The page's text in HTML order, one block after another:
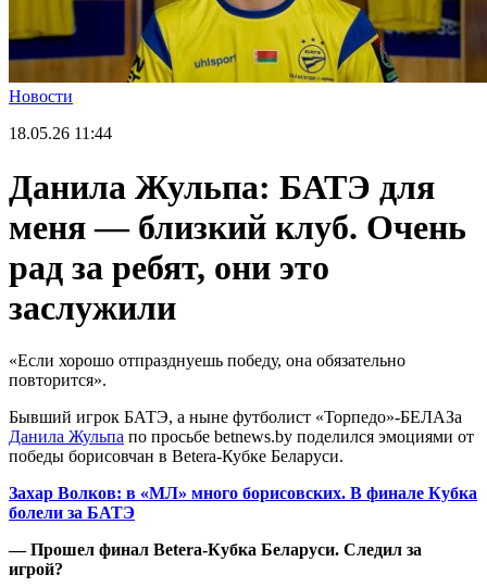
Новости
18.05.26 11:44
Данила Жульпа: БАТЭ для
меня — близкий клуб. Очень
рад за ребят, они это
заслужили
«Если хорошо отпразднуешь победу, она обязательно
повторится».
Бывший игрок БАТЭ, а ныне футболист «Торпедо»-БЕЛАЗа
Данила Жульпа по просьбе betnews.by поделился эмоциями от
победы борисовчан в Betera-Кубке Беларуси.
Захар Волков: в «МЛ» много борисовских. В финале Кубка
болели за БАТЭ
— Прошел финал Betera-Кубка Беларуси. Следил за
игрой?